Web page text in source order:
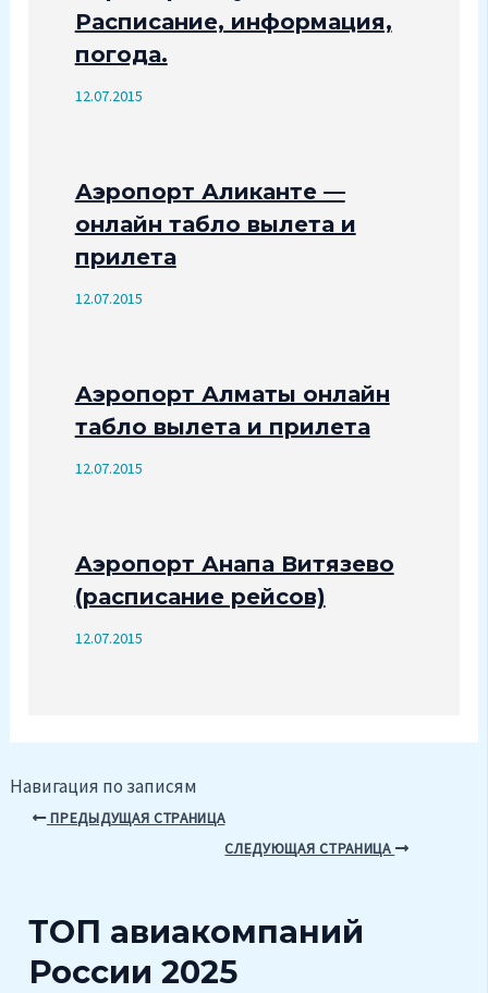
Расписание, информация,
погода.
12.07.2015
Аэропорт Аликанте —
онлайн табло вылета и
прилета
12.07.2015
Аэропорт Алматы онлайн
табло вылета и прилета
12.07.2015
Аэропорт Анапа Витязево
(расписание рейсов)
12.07.2015
Навигация по записям
ПРЕДЫДУЩАЯ СТРАНИЦА
СЛЕДУЮЩАЯ СТРАНИЦА
ТОП авиакомпаний
России 2025